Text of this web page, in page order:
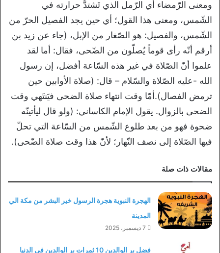
ومعنى الرّمضاء أي الرّمل الذي تَشتدُّ حرارته في
الشّمس، ومعنى هذا القول؛ أي حين يجد الفصيل الحرّ من
الشّمس، والفصيل: هو الصّغار من الإبل، (جاء عن زيد بن
أرقم أنّه رأى قوماً يُصلّون من الضّحى، فقال: أما لقد
علموا أنّ الصّلاة في غير هذه السّاعة أفضل، إن رسول
الله -عليه الصّلاة والسّلام – قال: (صلاة الأوابين حين
ترمض الفصال).أمّا وقت انتهاء صلاة الضحى فيَنتَهي وقت
الضحى بالزوال. يقول الإمام الكاساني: (ولو قال ليأتينّه
ضحوة فهو من بعد طلوع الشّمس من السّاعة التي تحلّ
فيها الصّلاة إلى نصف النّهار؛ لأنّ هذا وقت صلاة الضّحى).
مقالات ذات صلة
الهجرة النبوية هجرة الرسول خير البشر من مكة الي
المدينة
7 ديسمبر، 2025
فضل بر الوالدين 10 ثمرات بر الوالدين في الدنيا